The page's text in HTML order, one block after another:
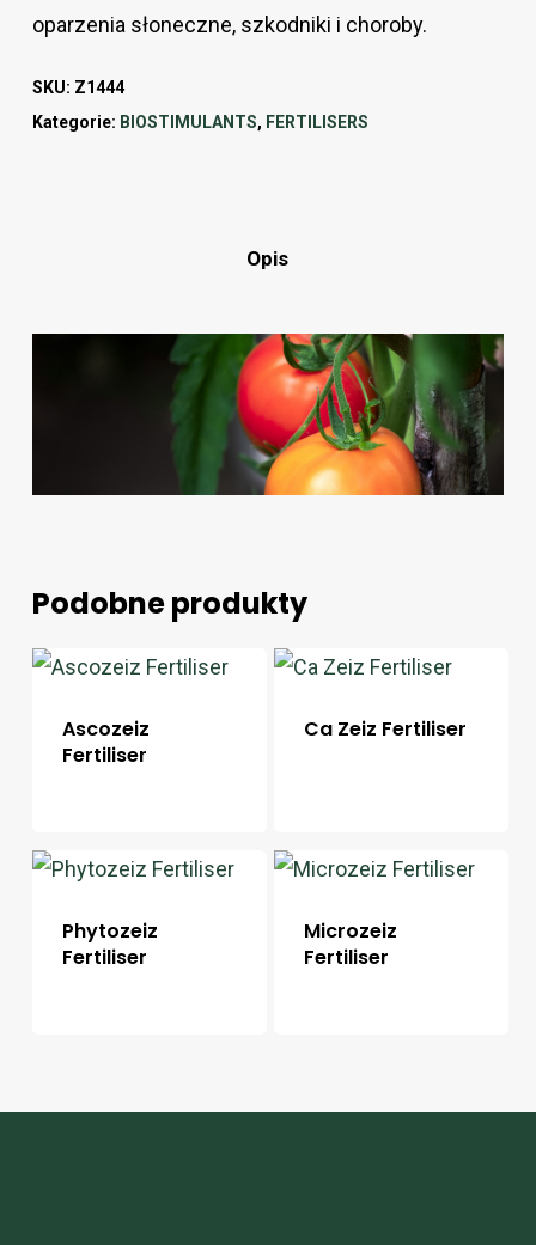
oparzenia słoneczne, szkodniki i choroby.
SKU: Z1444
Kategorie: BIOSTIMULANTS, FERTILISERS
Opis
Podobne produkty
Ascozeiz
Fertiliser
Ca Zeiz Fertiliser
Phytozeiz
Fertiliser
Microzeiz
Fertiliser